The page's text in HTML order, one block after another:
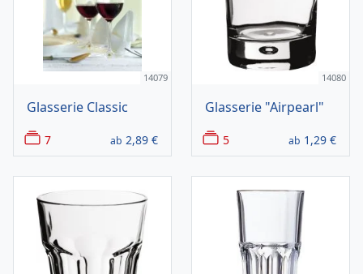
14079
Glasserie Classic
7 ab 2,89 €
14080
Glasserie "Airpearl"
5 ab 1,29 €